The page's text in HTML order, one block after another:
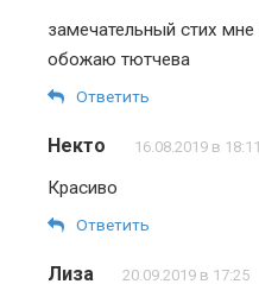
замечательный стих
обожаю тютчева
Ответить
Некто 16.08.2019 в 18:11
Красиво
Ответить
Лиза 20.09.2019 в 17:25